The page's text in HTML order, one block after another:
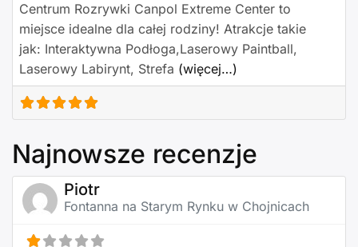
Centrum Rozrywki Canpol Extreme Center to
miejsce idealne dla całej rodziny! Atrakcje takie
jak: Interaktywna Podłoga,Laserowy Paintball,
Laserowy Labirynt, Strefa (więcej…)
Najnowsze recenzje
Piotr
Fontanna na Starym Rynku w Chojnicach